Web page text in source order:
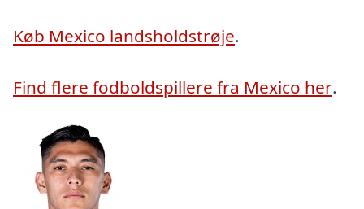
Køb Mexico landsholdstrøje.
Find flere fodboldspillere fra Mexico her.